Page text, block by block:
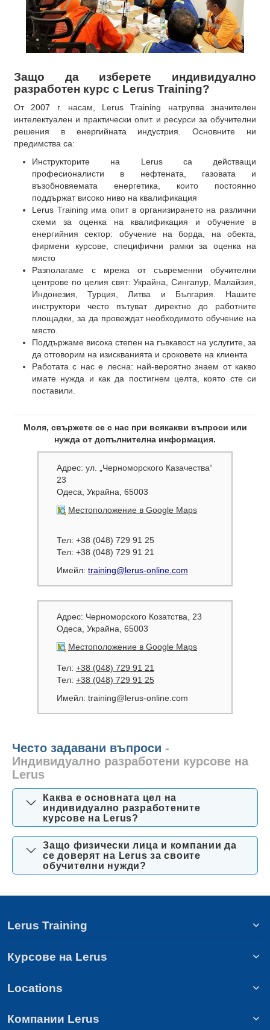
Защо да изберете индивидуално
разработен курс с Lerus Training?
От 2007 г. насам, Lerus Training натрупва значителен
интелектуален и практически опит и ресурси за обучителни
решения в енергийната индустрия. Основните ни
предимства са:
Инструкторите на Lerus са действащи
професионалисти в нефтената, газовата и
възобновяемата енергетика, които постоянно
поддържат високо ниво на квалификация
Lerus Training има опит в организирането на различни
схеми за оценка на квалификация и обучение в
енергийния сектор: обучение на борда, на обекта,
фирмени курсове, специфични рамки за оценка на
място
Разполагаме с мрежа от съвременни обучителни
центрове по целия свят: Украйна, Сингапур, Малайзия,
Индонезия, Турция, Литва и България. Нашите
инструктори често пътуват директно до работните
площадки, за да провеждат необходимото обучение на
място.
Поддържаме висока степен на гъвкавост на услугите, за
да отговорим на изискванията и сроковете на клиента
Работата с нас е лесна: най-вероятно знаем от какво
имате нужда и как да постигнем целта, която сте си
поставили.
Моля, свържете се с нас при всякакви въпроси или
нужда от допълнителна информация.
Адрес: ул. „Черноморского Казачества“
23
Одеса, Украйна, 65003
Местоположение в Google Maps
Тел: +38 (048) 729 91 25
Тел: +38 (048) 729 91 21
Имейл: training@lerus-online.com
Адрес: Черноморского Козатства, 23
Одеса, Украйна, 65003
Местоположение в Google Maps
Тел: +38 (048) 729 91 21
Тел: +38 (048) 729 91 25
Имейл: training@lerus-online.com
Често задавани въпроси -
Индивидуално разработени курсове на
Lerus
Каква е основната цел на
индивидуално разработените
курсове на Lerus?
Защо физически лица и компании да
се доверят на Lerus за своите
обучителни нужди?
Lerus Training
Курсове на Lerus
Locations
Компании Lerus